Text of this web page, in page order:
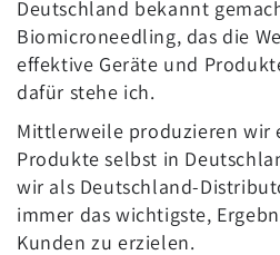
Deutschland bekannt
Biomicroneedling, das die
effektive Geräte und
dafür stehe ich.
Mittlerweile produzieren wir
Produkte selbst in
wir als Deutschland-
immer das wichtigste,
Kunden zu erzielen.